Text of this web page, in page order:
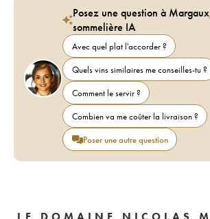
Posez une question à
sommelière IA
Avec quel plat l'accorder ?
Quels vins similaires me conseilles-tu ?
Comment le servir ?
Combien va me coûter la livraison ?
Poser une autre question